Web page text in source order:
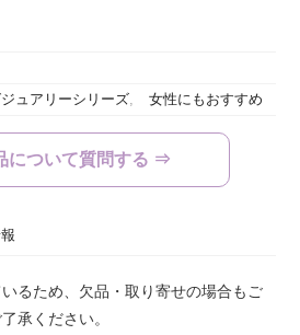
ュアリーシリーズ 女性にもおすすめ
について質問する ⇒
るため、欠品・取り寄せの場合もご
承ください。